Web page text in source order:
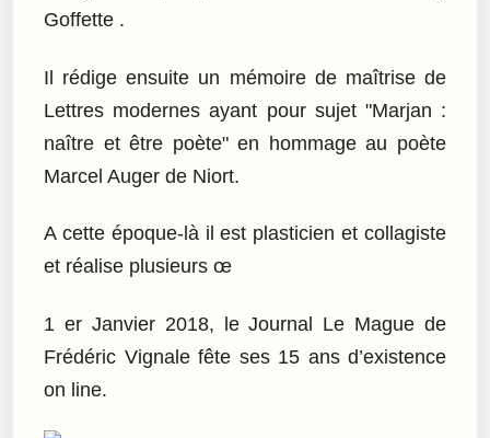
Goffette .
Il rédige ensuite un mémoire de maîtrise de
Lettres modernes ayant pour sujet "Marjan :
naître et être poète" en hommage au poète
Marcel Auger de Niort.
A cette époque-là il est plasticien et collagiste
et réalise plusieurs œ
1 er Janvier 2018, le Journal Le Mague de
Frédéric Vignale fête ses 15 ans d’existence
on line.